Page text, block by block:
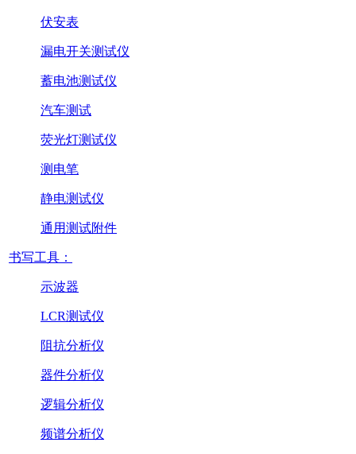
伏安表
漏电开关测试仪
蓄电池测试仪
汽车测试
荧光灯测试仪
测电笔
静电测试仪
通用测试附件
书写工具：
示波器
LCR测试仪
阻抗分析仪
器件分析仪
逻辑分析仪
频谱分析仪